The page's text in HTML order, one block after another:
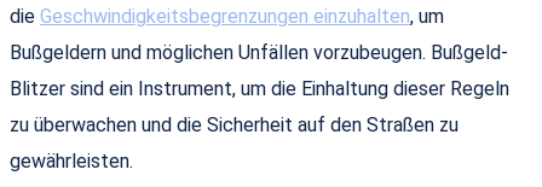
die Geschwindigkeitsbegrenzungen einzuhalten, um
Bußgeldern und möglichen Unfällen vorzubeugen. Bußgeld-
Blitzer sind ein Instrument, um die Einhaltung dieser Regeln
zu überwachen und die Sicherheit auf den Straßen zu
gewährleisten.